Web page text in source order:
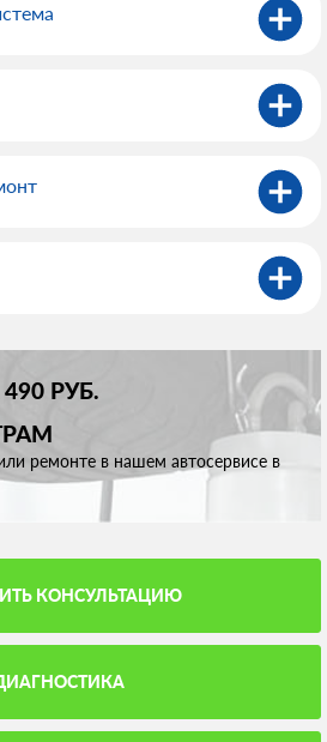
РУБ.
ремонте в нашем автосервисе в
КОНСУЛЬТАЦИЮ